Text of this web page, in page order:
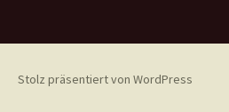
Stolz präsentiert von WordPress